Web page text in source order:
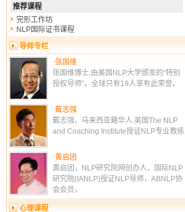
推荐课程
完形工作坊
NLP国际证书课程
导师专栏
·张国维
张国维博士,由美国NLP大学颁发的“特别
授权导师”。全球只有19人享有此荣誉。
·戴志强
戴志强，马来西亚籍华人.美国The NLP
and Coaching Institute授证NLP专业教练
·黄启团
黄启团，NLP研究院网创办人，国际NLP
研究院(IANLP)授证NLP导师，ABNLP协
会会员，
心理课程